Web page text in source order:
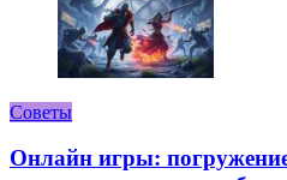
Советы
Онлайн игры: